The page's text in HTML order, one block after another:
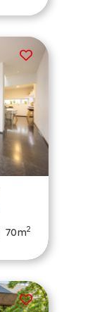
70m2